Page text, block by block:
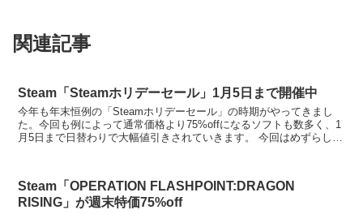
関連記事
Steam「Steamホリデーセール」1月5日まで開催中
今年も年末恒例の「Steamホリデーセール」の時期がやってきまし
た。今回も例によって通常価格より75%offになるソフトも数多く、1
月5日まで日替わりで大幅値引きされていきます。 今回はめずらしく
Steam「OPERATION FLASHPOINT:DRAGON
RISING」が週末特価75%off